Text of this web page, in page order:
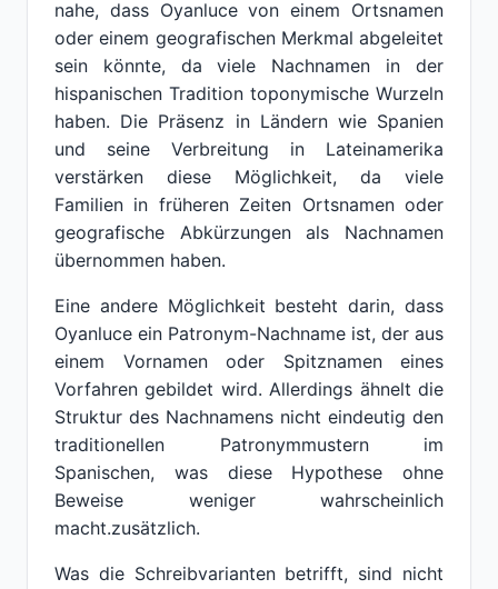
nahe, dass Oyanluce von einem Ortsnamen
oder einem geografischen Merkmal abgeleitet
sein könnte, da viele Nachnamen in der
hispanischen Tradition toponymische Wurzeln
haben. Die Präsenz in Ländern wie Spanien
und seine Verbreitung in Lateinamerika
verstärken diese Möglichkeit, da viele
Familien in früheren Zeiten Ortsnamen oder
geografische Abkürzungen als Nachnamen
übernommen haben.
Eine andere Möglichkeit besteht darin, dass
Oyanluce ein Patronym-Nachname ist, der aus
einem Vornamen oder Spitznamen eines
Vorfahren gebildet wird. Allerdings ähnelt die
Struktur des Nachnamens nicht eindeutig den
traditionellen Patronymmustern im
Spanischen, was diese Hypothese ohne
Beweise weniger wahrscheinlich
macht.zusätzlich.
Was die Schreibvarianten betrifft, sind nicht